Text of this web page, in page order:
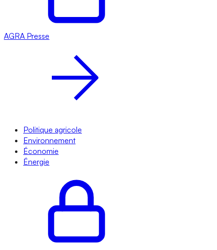
AGRA Presse
Politique agricole
Environnement
Économie
Énergie